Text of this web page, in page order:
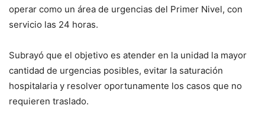
operar como un área de urgencias del Primer Nivel, con
servicio las 24 horas.
Subrayó que el objetivo es atender en la unidad la mayor
cantidad de urgencias posibles, evitar la saturación
hospitalaria y resolver oportunamente los casos que no
requieren traslado.